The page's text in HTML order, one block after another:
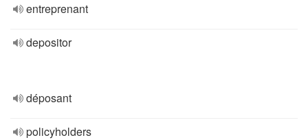
entreprenant
depositor
déposant
policyholders